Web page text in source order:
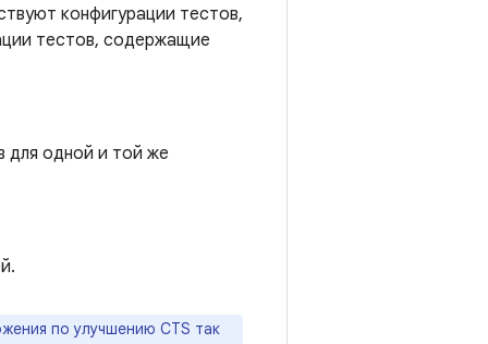
конфигурации тестов,
тестов, содержащие
для одной и той же
по улучшению CTS так